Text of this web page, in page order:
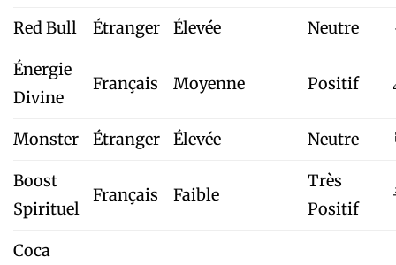
Red Bull Étranger Élevée Neutre
Énergie
Divine
Français Moyenne Positif
Monster Étranger Élevée Neutre
Boost
Spirituel
Français Faible
Très
Positif
Coca